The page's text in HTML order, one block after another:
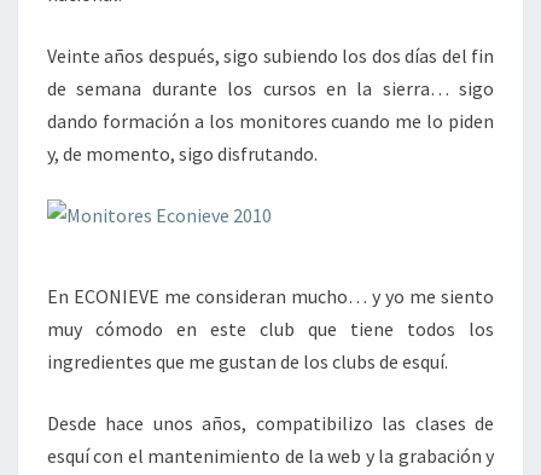
Veinte años después, sigo subiendo los dos días del fin
de semana durante los cursos en la sierra… sigo
dando formación a los monitores cuando me lo piden
y, de momento, sigo disfrutando.
En ECONIEVE me consideran mucho… y yo me siento
muy cómodo en este club que tiene todos los
ingredientes que me gustan de los clubs de esquí.
Desde hace unos años, compatibilizo las clases de
esquí con el mantenimiento de la web y la grabación y